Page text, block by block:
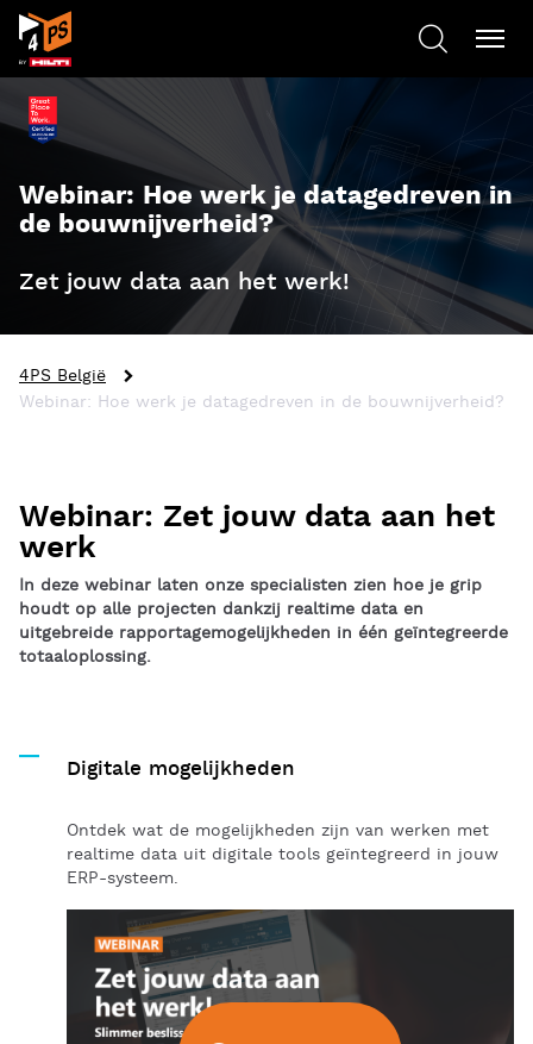
Webinar: Hoe werk je datagedreven in
de bouwnijverheid?
Zet jouw data aan het werk!
4PS België
Webinar: Hoe werk je datagedreven in de bouwnijverheid?
Webinar: Zet jouw data aan het
werk
In deze webinar laten onze specialisten zien hoe je grip
houdt op alle projecten dankzij realtime data en
uitgebreide rapportagemogelijkheden in één geïntegreerde
totaaloplossing.
Digitale mogelijkheden
Ontdek wat de mogelijkheden zijn van werken met
realtime data uit digitale tools geïntegreerd in jouw
ERP-systeem.